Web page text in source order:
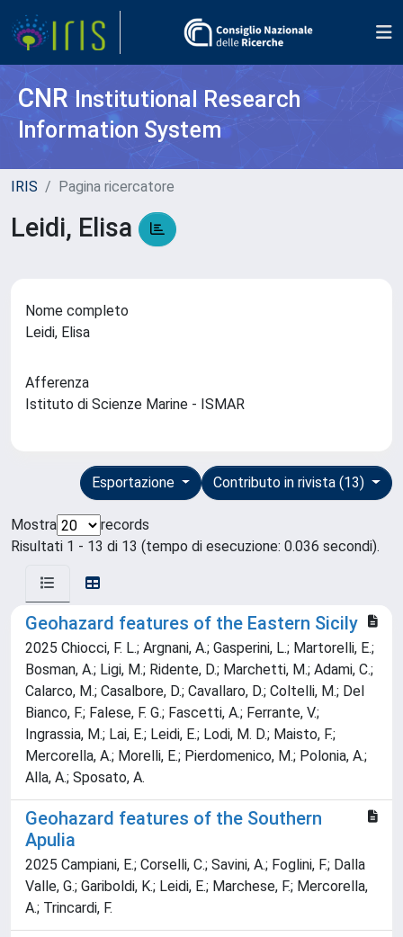
CNR Institutional Research
Information System
IRIS Pagina ricercatore
Leidi, Elisa
Nome completo
Leidi, Elisa
Afferenza
Istituto di Scienze Marine - ISMAR
Contributo in rivista (13)
Esportazione
Mostra
records
Risultati 1 - 13 di 13 (tempo di esecuzione: 0.036 secondi).
Geohazard features of the Eastern Sicily
2025 Chiocci, F. L.; Argnani, A.; Gasperini, L.; Martorelli, E.;
Bosman, A.; Ligi, M.; Ridente, D.; Marchetti, M.; Adami, C.;
Calarco, M.; Casalbore, D.; Cavallaro, D.; Coltelli, M.; Del
Bianco, F.; Falese, F. G.; Fascetti, A.; Ferrante, V.;
Ingrassia, M.; Lai, E.; Leidi, E.; Lodi, M. D.; Maisto, F.;
Mercorella, A.; Morelli, E.; Pierdomenico, M.; Polonia, A.;
Alla, A.; Sposato, A.
Geohazard features of the Southern
Apulia
2025 Campiani, E.; Corselli, C.; Savini, A.; Foglini, F.; Dalla
Valle, G.; Gariboldi, K.; Leidi, E.; Marchese, F.; Mercorella,
A.; Trincardi, F.